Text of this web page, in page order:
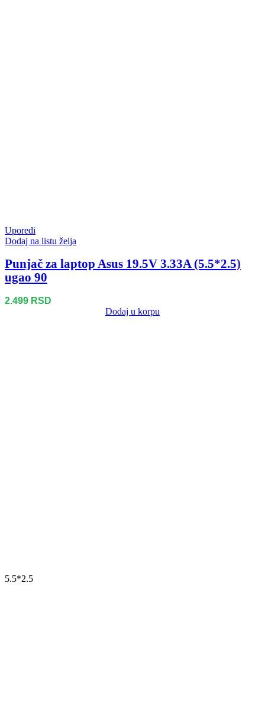
Uporedi
Dodaj na listu želja
Punjač za laptop Asus 19.5V 3.33A (5.5*2.5)
ugao 90
2.499 RSD
Dodaj u korpu
5.5*2.5